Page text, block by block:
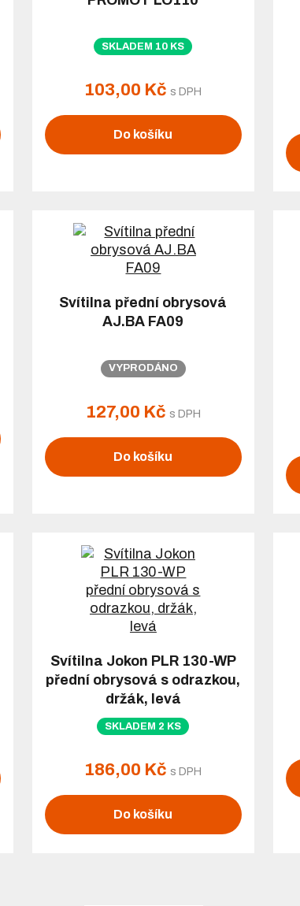
SKLADEM 10 KS
103,00 Kč s DPH
Do košíku
Svítilna přední obrysová
AJ.BA FA09
VYPRODÁNO
127,00 Kč s DPH
Do košíku
Svítilna Jokon PLR 130-WP
přední obrysová s odrazkou,
držák, levá
SKLADEM 2 KS
186,00 Kč s DPH
Do košíku